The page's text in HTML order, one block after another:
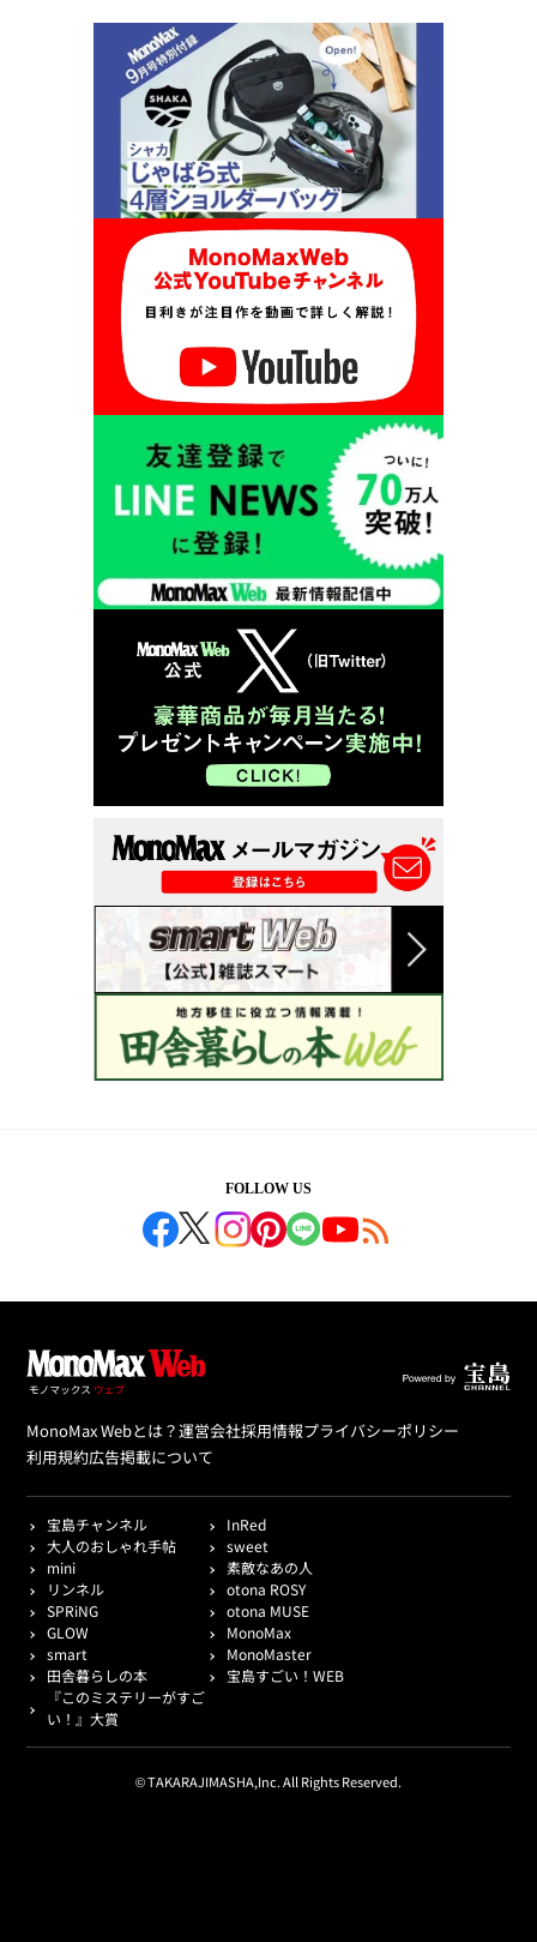
FOLLOW US
MonoMax Webとは？運営会社採用情報プライバシーポリシー
利用規約広告掲載について
宝島チャンネル
InRed
大人のおしゃれ手帖
sweet
mini
素敵なあの人
リンネル
otona ROSY
SPRiNG
otona MUSE
GLOW
MonoMax
smart
MonoMaster
田舎暮らしの本
宝島すごい！WEB
『このミステリーがすご
い！』大賞
© TAKARAJIMASHA,Inc. All Rights Reserved.